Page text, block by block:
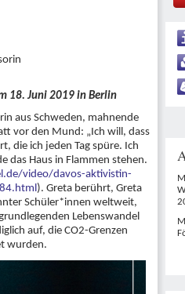
18. Juni 2019 in Berlin
aus Schweden, mahnende
vor den Mund: „Ich will, dass
die ich jeden Tag spüre. Ich
das Haus in Flammen stehen.
video/davos-aktivistin-
). Greta berührt, Greta
Schüler*innen weltweit,
Lebenswandel
auf, die CO2-Grenzen
wurden.